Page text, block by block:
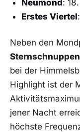
Neumond:
Erstes Viertel
Neben‌ den
⁤bei der
Highlight ⁣ist ⁤der
jener⁤ Nacht
höchste